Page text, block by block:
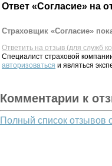
Ответ «Согласие» на
Страховщик «Согласие»
Ответить на отзыв (для служб
Специалист страховой
авторизоваться и являться
Комментарии к
Полный список отзывов